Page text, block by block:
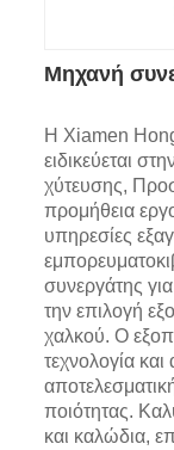
Μηχανή
Η Xiamen
ειδικεύεται
χύτευσης,
προμήθεια
υπηρεσίες
συνεργάτης
την επιλογή
χαλκού. Ο
τεχνολογία και
ποιότητας.
και καλώδια,